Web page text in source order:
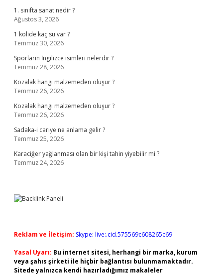
1. sınıfta sanat nedir ?
Ağustos 3, 2026
1 kolide kaç su var ?
Temmuz 30, 2026
Sporların İngilizce isimleri nelerdir ?
Temmuz 28, 2026
Kozalak hangi malzemeden oluşur ?
Temmuz 26, 2026
Kozalak hangi malzemeden oluşur ?
Temmuz 26, 2026
Sadaka-i cariye ne anlama gelir ?
Temmuz 25, 2026
Karaciğer yağlanması olan bir kişi tahin yiyebilir mi ?
Temmuz 24, 2026
Reklam ve İletişim: Skype: live:.cid.575569c608265c69
Yasal Uyarı: Bu internet sitesi, herhangi bir marka, kurum
veya şahıs şirketi ile hiçbir bağlantısı bulunmamaktadır.
Sitede yalnızca kendi hazırladığımız makaleler